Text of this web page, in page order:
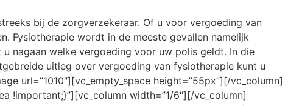
bij de zorgverzekeraar. Of u voor vergoeding van
Fysiotherapie wordt in de meeste gevallen namelijk
nagaan welke vergoeding voor uw polis geldt. In die
uitleg over vergoeding van fysiotherapie kunt u
url=”1010″][vc_empty_space height=”55px”][/vc_column]
!important;}”][vc_column width=”1/6″][/vc_column]